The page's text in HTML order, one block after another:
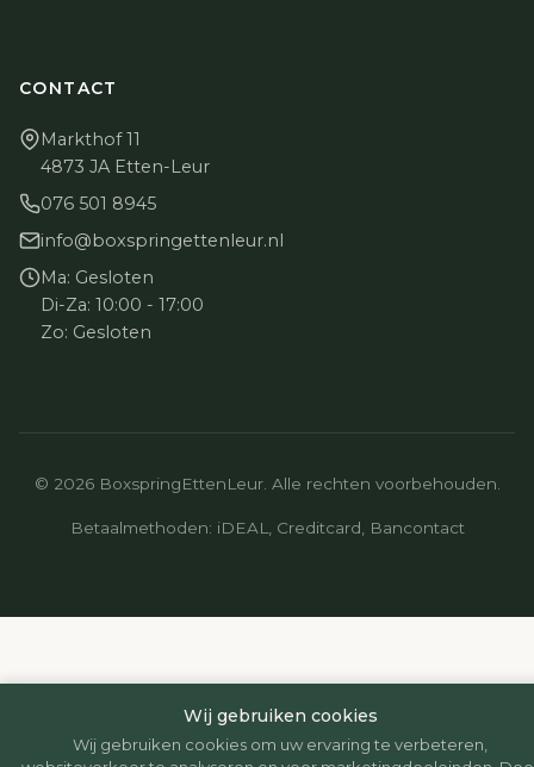
CONTACT
Markthof 11
4873 JA Etten-Leur
076 501 8945
info@boxspringettenleur.nl
Ma: Gesloten
Di-Za: 10:00 - 17:00
Zo: Gesloten
© 2026 BoxspringEttenLeur. Alle rechten voorbehouden.
Betaalmethoden: iDEAL, Creditcard, Bancontact
Wij gebruiken cookies
Wij gebruiken cookies om uw ervaring te verbeteren,